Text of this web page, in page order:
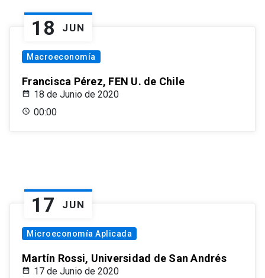
18 JUN
Macroeconomía
Francisca Pérez, FEN U. de Chile
18 de Junio de 2020
00:00
17 JUN
Microeconomía Aplicada
Martín Rossi, Universidad de San Andrés
17 de Junio de 2020